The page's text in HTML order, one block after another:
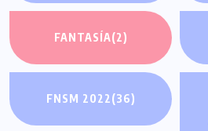
FANTASÍA(2)
FNSM 2022(36)